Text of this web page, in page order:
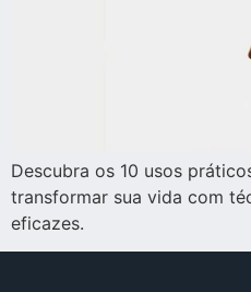
Descubra os 10 usos
transformar sua vida com
eficazes.